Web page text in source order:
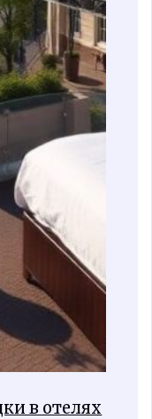
в отелях